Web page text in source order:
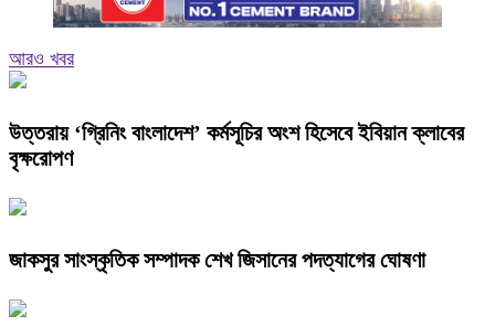
আরও খবর
উত্তরায় ‘গ্রিনিং বাংলাদেশ’ কর্মসূচির অংশ হিসেবে ইবিয়ান ক্লাবের
বৃক্ষরোপণ
জাকসুর সাংস্কৃতিক সম্পাদক শেখ জিসানের পদত্যাগের ঘোষণা